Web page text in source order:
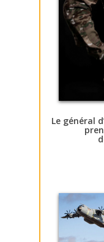
Le général